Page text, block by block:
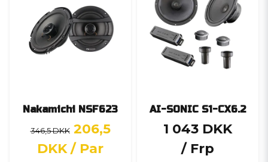
Nakamichi NSF623
346,5 DKK 206,5
DKK / Par
AI-SONIC S1-CX6.2
1 043 DKK
/ Frp